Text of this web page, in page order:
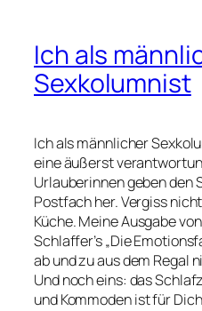
Ich als
Sexkolumnist
Ich als männlicher
eine äußerst
Urlauberinnen geben den
Postfach her.Vergiss
Küche. Meine Ausgabe
Schlaffer’s „Die
ab und zu aus dem Regal
Und noch eins: das
und Kommoden ist für